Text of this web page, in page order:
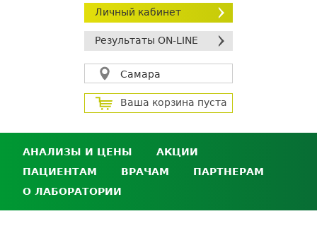
Личный кабинет
Результаты ON-LINE
Самара
Ваша корзина пуста
АНАЛИЗЫ И ЦЕНЫ
Анализы и цены
Где сдать анализы
АКЦИИ
ПАЦИЕНТАМ
Личный кабинет пациента
ВРАЧАМ ПАРТНЕРАМ
кабинет
О ЛАБОРАТОРИИ